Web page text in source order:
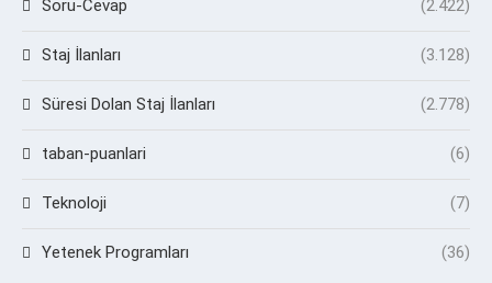
Soru-Cevap (2.422)
Staj İlanları (3.128)
Süresi Dolan Staj İlanları (2.778)
taban-puanlari (6)
Teknoloji (7)
Yetenek Programları (36)